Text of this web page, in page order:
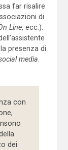
far risalire
di
Line, ecc.).
presenza di
media
con
dei